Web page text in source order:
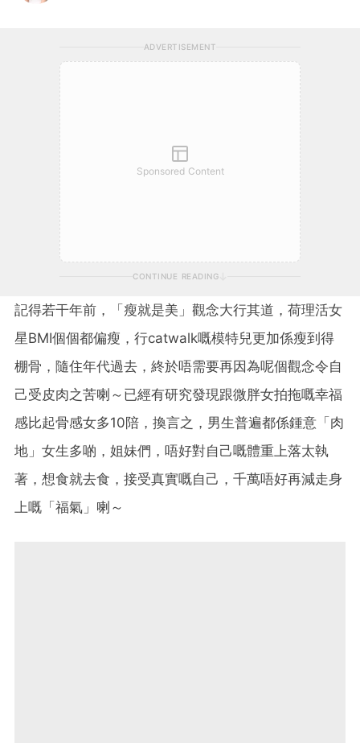
ADVERTISEMENT
Sponsored Content
CONTINUE READING
記得若干年前，「瘦就是美」觀念大行其道，荷理活女
星BMI個個都偏瘦，行catwalk嘅模特兒更加係瘦到得
棚骨，隨住年代過去，終於唔需要再因為呢個觀念令自
己受皮肉之苦喇～已經有研究發現跟微胖女拍拖嘅幸福
感比起骨感女多10陪，換言之，男生普遍都係鍾意「肉
地」女生多啲，姐妹們，唔好對自己嘅體重上落太執
著，想食就去食，接受真實嘅自己，千萬唔好再減走身
上嘅「福氣」喇～